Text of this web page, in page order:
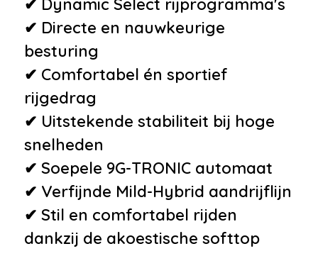
•Regensensor
•Stuurbekrachtiging
•Stuur verstelbaar
•Voorstoelen in hoogte
verstelbaar
Veiligheid
• Achteruitrijcamera
• Alarmsysteem
• Autonomous Emergency
Braking
✔ Dynamic Select rijprogramma's
✔ Directe en nauwkeurige
besturing
✔ Comfortabel én sportief
rijgedrag
✔ Uitstekende stabiliteit bij hoge
snelheden
✔ Soepele 9G-TRONIC automaat
✔ Verfijnde Mild-Hybrid aandrijflijn
✔ Stil en comfortabel rijden
dankzij de akoestische softtop